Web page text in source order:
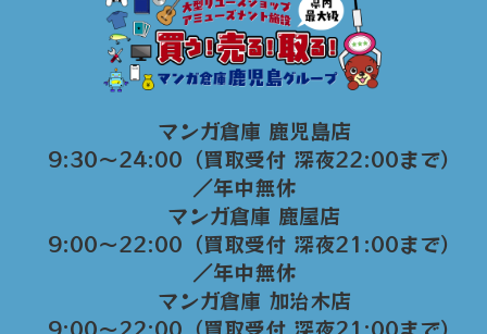
マンガ倉庫 鹿児島店
9:30～24:00（買取受付 深夜22:00まで）
／年中無休
マンガ倉庫 鹿屋店
9:00～22:00（買取受付 深夜21:00まで）
／年中無休
マンガ倉庫 加治木店